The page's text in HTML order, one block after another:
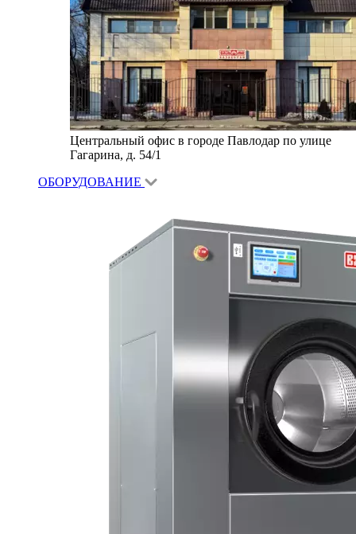
Центральный офис в городе Павлодар по улице
Гагарина, д. 54/1
ОБОРУДОВАНИЕ